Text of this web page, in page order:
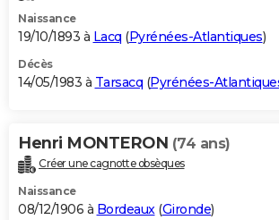
Naissance
19/10/1893 à Lacq (Pyrénées-Atlantiques)
Décès
14/05/1983 à Tarsacq (Pyrénées-
Henri MONTERON (74 ans)
Créer une cagnotte obsèques
Naissance
08/12/1906 à Bordeaux(Gironde)